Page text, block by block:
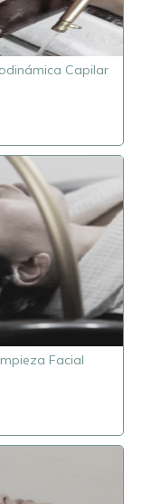
Capilar
Facial